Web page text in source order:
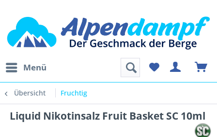
Menü
Übersicht Fruchtig
Liquid Nikotinsalz Fruit Basket SC 10ml